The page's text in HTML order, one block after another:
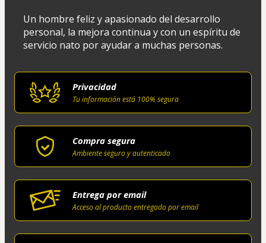
Un hombre feliz y apasionado del desarrollo
personal, la mejora continua y con un espíritu de
servicio nato por ayudar a muchas personas.
Privacidad
Tu información está 100% segura
Compra segura
Ambiente seguro y autenticado
Entrega por email
Acceso al producto entregado por email